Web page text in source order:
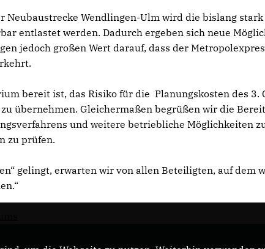
Wendlingen-Ulm wird die bislang stark
entlastet werden. Dadurch ergeben sich neue
jedoch großen Wert darauf, dass der
bereit ist, das Risiko für die Planungskosten des 3.
übernehmen. Gleichermaßen begrüßen wir die
und weitere betriebliche Möglichkeiten
zu prüfen.
gelingt, erwarten wir von allen Beteiligten, auf dem